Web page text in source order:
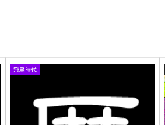
飛鳥時代